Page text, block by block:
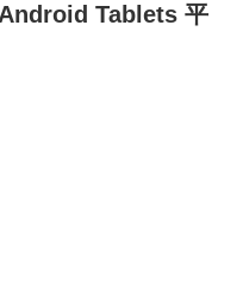
Tablets 平